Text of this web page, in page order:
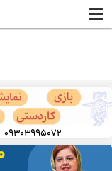
۰۹۳۰۳۹۹۵۰۷۲